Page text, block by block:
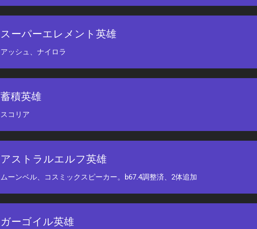
スーパーエレメント英雄
アッシュ、ナイロラ
蓄積英雄
スコリア
アストラルエルフ英雄
ムーンベル、コスミックスピーカー。b67.4調整済、2体追加
ガーゴイル英雄